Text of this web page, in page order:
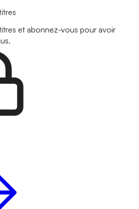
et abonnez-vous pour avoir